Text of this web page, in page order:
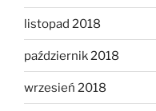
listopad 2018
październik 2018
wrzesień 2018